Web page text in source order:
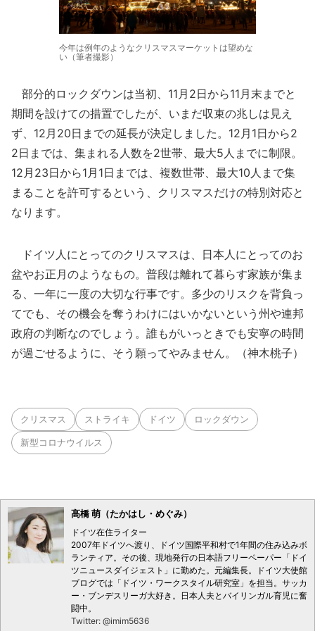
今年は例年のようなクリスマスマーケットは望めな
い（筆者撮影）
部分的ロックダウンは当初、11月2日から11月末までと
期間を設けての措置でしたが、いまだ収束の兆しは見え
ず、12月20日までの延長が決定しました。12月1日から2
2日までは、集まれる人数を2世帯、最大5人までに制限。
12月23日から1月1日までは、複数世帯、最大10人まで集
まることを許可するという、クリスマスだけの特別対応と
なります。
ドイツ人にとってのクリスマスは、日本人にとってのお
盆やお正月のようなもの。普段は離れて暮らす家族が集ま
る、一年に一度の大切な行事です。多少のリスクを背負っ
てでも、その機会を奪うわけにはいかないという州や連邦
政府の判断なのでしょう。誰もがいっときでも安寧の時間
が過ごせるように、そう願ってやみません。（神木桃子）
クリスマス ストライキ ドイツ ロックダウン
新型コロナウイルス
高橋 萌（たかはし・めぐみ）
ドイツ在住ライター
2007年ドイツへ渡り、ドイツ国際平和村で1年間の住み込みボ
ランティア。その後、現地発行の日本語フリーペーパー「ドイ
ツニュースダイジェスト」に勤めた。元編集長。ドイツ大使館
ブログでは「ドイツ・ワークスタイル研究室」を担当。サッカ
ー・ブンデスリーガ大好き。日本人夫とバイリンガル育児に奮
闘中。
Twitter: @imim5636